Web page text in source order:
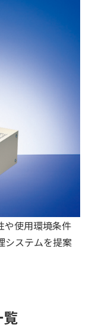
や使用環境条件
システムを提案